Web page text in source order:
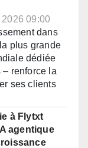
09:00
dans
plus grande
dédiée
renforce la
ses clients
à Flytxt
agentique